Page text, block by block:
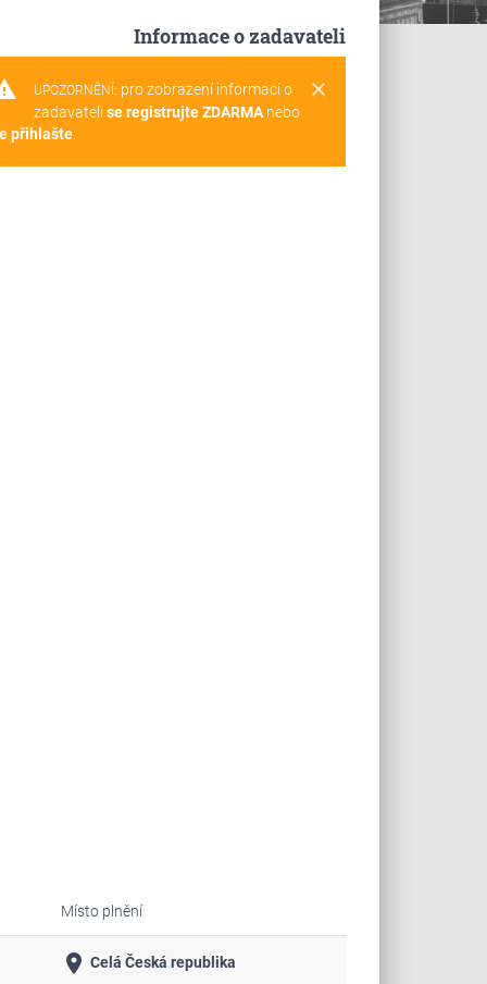
Informace o zadavateli
clear
UPOZORNĚNÍ: pro zobrazení informací o
zadavateli se registrujte ZDARMAnebo
přihlašte.
Místo plnění
place Celá Česká republika